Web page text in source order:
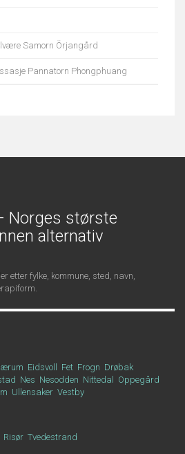
Samorn Örjangård
Pannatorn Phongphuang
Norges største
alternativ
etter fylke, kommune, sted, navn,
Eidsvoll Fet Frogn Drøbak
Nes Nesodden Nittedal
Oppegård
Ullensaker Vestby
Risør Tvedestrand